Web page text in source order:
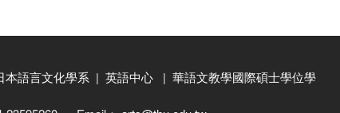
本語言文化學系 | 英語中心 | 華語文教學國際碩士學位學